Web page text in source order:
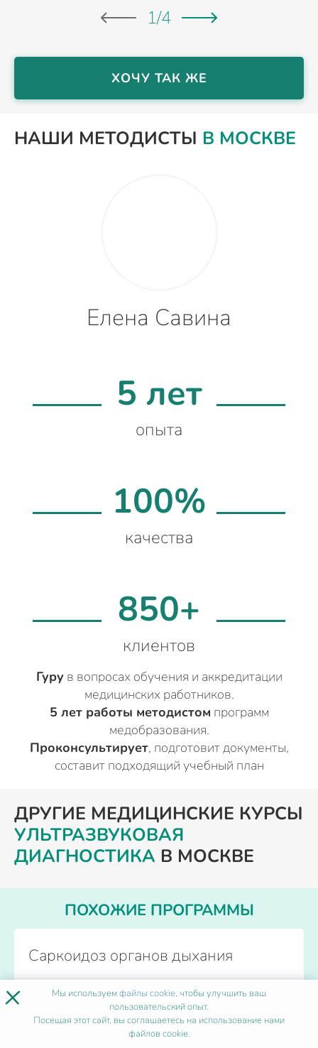
1/4
ХОЧУ ТАК ЖЕ
НАШИ МЕТОДИСТЫ В МОСКВЕ
Елена Савина
5 лет
опыта
100%
качества
850+
клиентов
Гуру в вопросах обучения и аккредитации
медицинских работников.
5 лет работы методистом программ
медобразования.
Проконсультирует, подготовит документы,
составит подходящий учебный план
ДРУГИЕ МЕДИЦИНСКИЕ КУРСЫ
УЛЬТРАЗВУКОВАЯ
ДИАГНОСТИКА В МОСКВЕ
ПОХОЖИЕ ПРОГРАММЫ
Саркоидоз органов дыхания
Форма обучения
Дистанционно
Количество часов
от 36
× Мы используемфайлы cookie, чтобы улучшить ваш
пользовательский опыт.
Посещая этот сайт, вы соглашаетесь на использование нами
файлов cookie.